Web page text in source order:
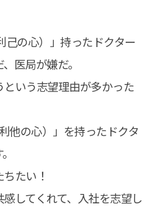
己の心）」持ったドクター
医局が嫌だ。
いう志望理由が多かった
他の心）」を持ったドクタ
たい！
してくれて、入社を志望し